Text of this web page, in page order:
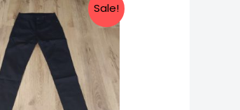
Sale!